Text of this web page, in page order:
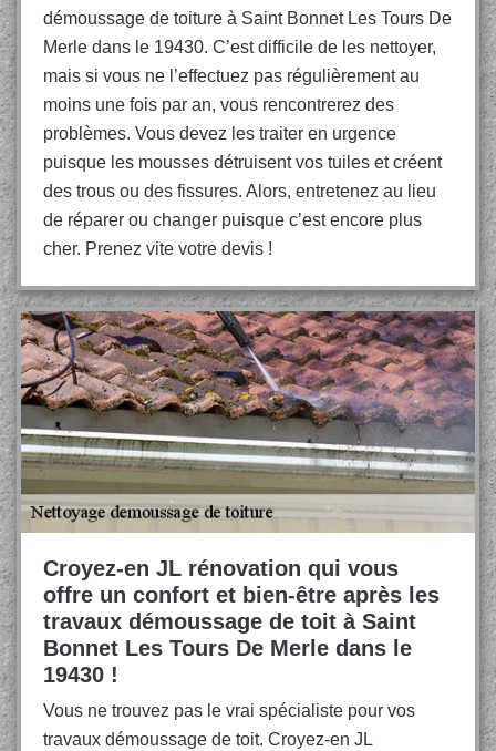
démoussage de toiture à Saint Bonnet Les Tours De
Merle dans le 19430. C’est difficile de les nettoyer,
mais si vous ne l’effectuez pas régulièrement au
moins une fois par an, vous rencontrerez des
problèmes. Vous devez les traiter en urgence
puisque les mousses détruisent vos tuiles et créent
des trous ou des fissures. Alors, entretenez au lieu
de réparer ou changer puisque c’est encore plus
cher. Prenez vite votre devis !
Croyez-en JL rénovation qui vous
offre un confort et bien-être après les
travaux démoussage de toit à Saint
Bonnet Les Tours De Merle dans le
19430 !
Vous ne trouvez pas le vrai spécialiste pour vos
travaux démoussage de toit. Croyez-en JL